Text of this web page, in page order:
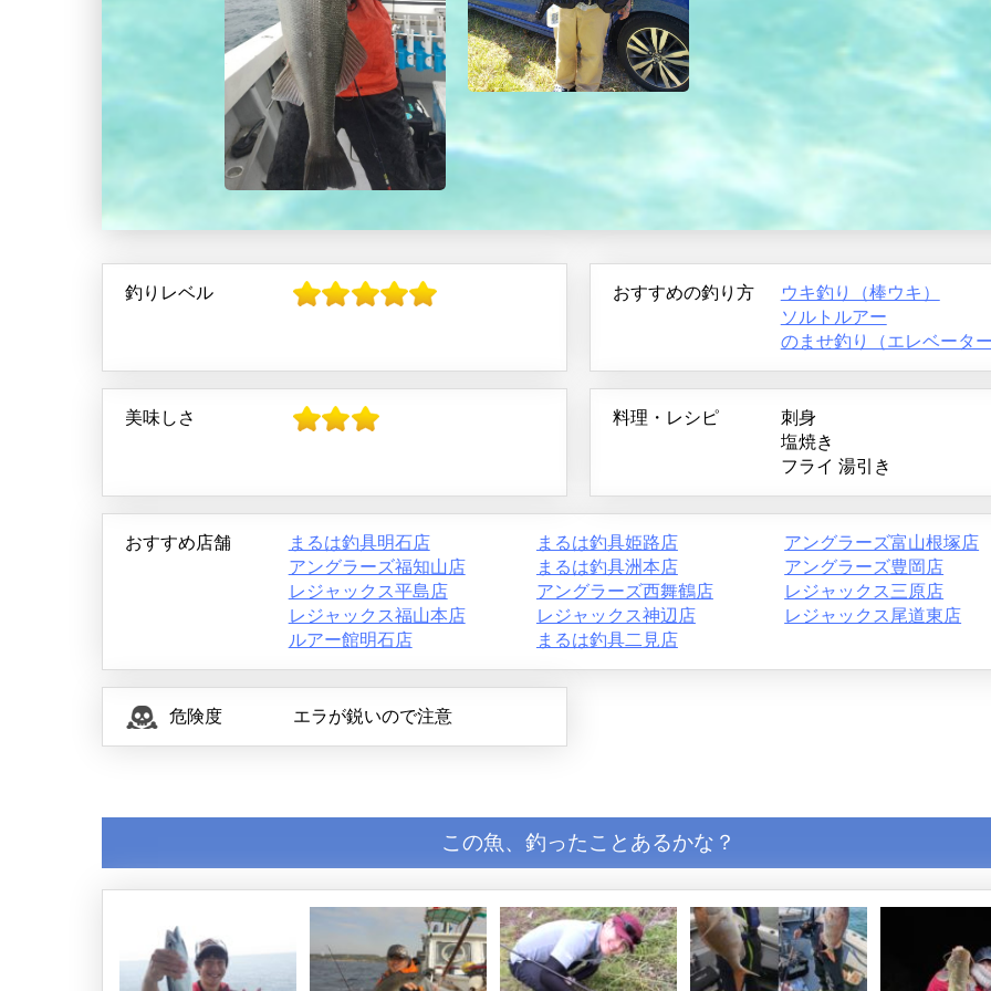
釣りレベル おすすめの釣り方
ウキ釣り（棒ウキ）
ソルトルアー
のませ釣り（エレベータ
美味しさ 料理・レシピ
刺身
塩焼き
フライ 湯引き
おすすめ店舗 まるは釣具明石店 まるは釣具姫路店
アングラーズ富山根塚店
アングラーズ福知山店
まるは釣具洲本店
アングラーズ豊岡店
レジャックス平島店
アングラーズ西舞鶴店
レジャックス三原店
レジャックス福山本店
レジャックス神辺店
レジャックス尾道東店
ルアー館明石店
まるは釣具二見店
危険度 エラが鋭いので注意
この魚、釣ったことあるかな？